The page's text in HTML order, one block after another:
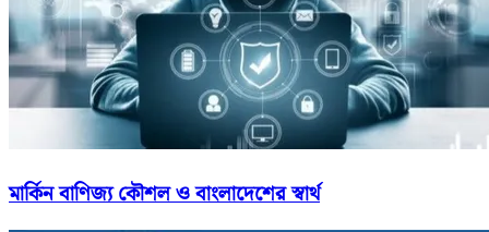
মার্কিন বাণিজ্য কৌশল ও বাংলাদেশের স্বার্থ